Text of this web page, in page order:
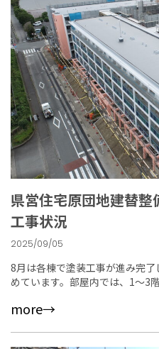
県営住宅原団地建替
工事状況
2025/09/05
8月は各棟で塗装工事が進み完
めています。部屋内では、1～3
more→